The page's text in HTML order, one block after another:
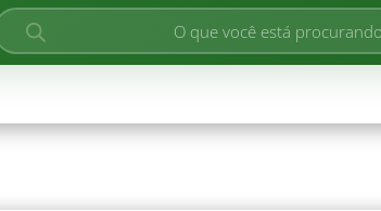
Pesquisar
produtos